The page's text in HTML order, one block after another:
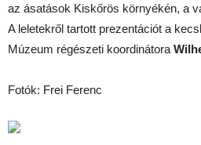
az ásatások Kiskőrös környékén, a
A leletekről tartott prezentációt a
Múzeum régészeti koordinátora
Fotók: Frei Ferenc